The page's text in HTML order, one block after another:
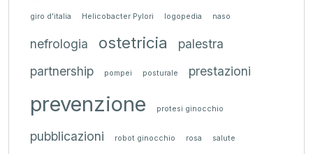
giro d'italia Helicobacter Pylori logopedia naso
nefrologia ostetricia
palestra
partnership
pompei posturale prestazioni
prevenzione protesi ginocchio
pubblicazioni robot ginocchio rosa salute